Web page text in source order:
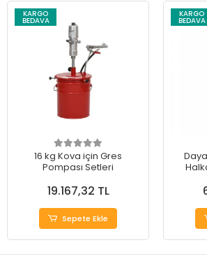
KARGO
BEDAVA
16 kg Kova için Gres
Pompası Setleri
19.167,32 TL
Sepete Ekle
KARGO
BEDAVA